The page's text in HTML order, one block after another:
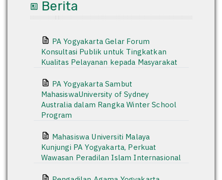
Berita
PA Yogyakarta Gelar Forum
Konsultasi Publik untuk Tingkatkan
Kualitas Pelayanan kepada Masyarakat
PA Yogyakarta Sambut
MahasiswaUniversity of Sydney
Australia dalam Rangka Winter School
Program
Mahasiswa Universiti Malaya
Kunjungi PA Yogyakarta, Perkuat
Wawasan Peradilan Islam Internasional